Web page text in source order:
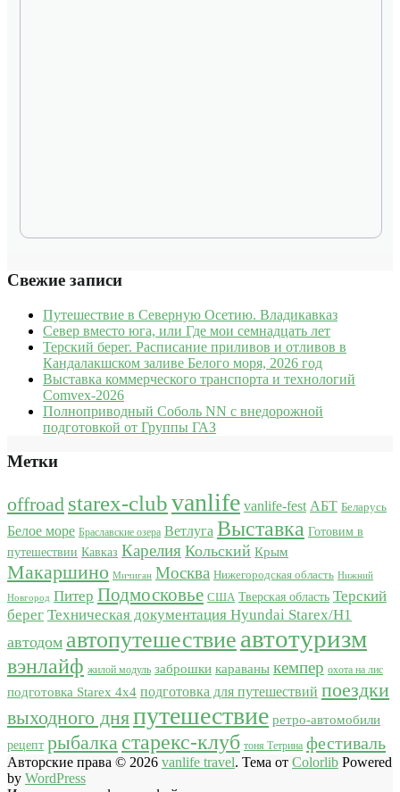
Свежие записи
Путешествие в Северную Осетию. Владикавказ
Север вместо юга, или Где мои семнадцать лет
Терский берег. Расписание приливов и отливов в
Кандалакшском заливе Белого моря, 2026 год
Выставка коммерческого транспорта и технологий
Comvex-2026
Полноприводный Соболь NN с внедорожной
подготовкой от Группы ГАЗ
Метки
offroad starex-clubvanlife vanlife-fest АБТ Беларусь
Белое море Браславские озера Ветлуга Выставка Готовим в
путешествии Кавказ Карелия Кольский Крым
Макаршино Мичиган Москва Нижегородская область Нижний
Новгород Питер Подмосковье США Тверская область Терский
берег Техническая документация Hyundai Starex/H1
автодом автопутешествие автотуризм
вэнлайф жилой модуль заброшки караваны кемпер охота на лис
подготовка Starex 4x4 подготовка для путешествий поездки
выходного дняпутешествие ретро-автомобили
рецепт рыбалка старекс-клуб тоня Тетрина фестиваль
Авторские права © 2026 vanlife travel. Тема от Colorlib Powered
by WordPress